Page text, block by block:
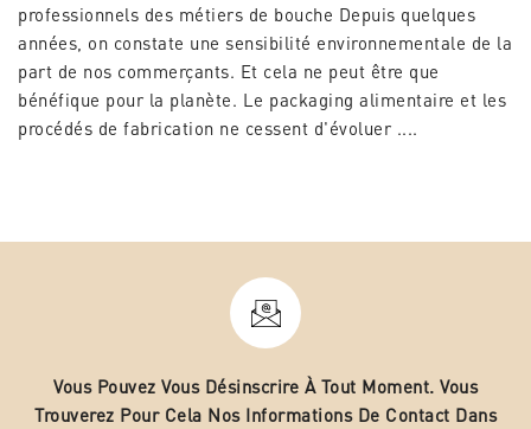
professionnels des métiers de bouche Depuis quelques
années, on constate une sensibilité environnementale de la
part de nos commerçants. Et cela ne peut être que
bénéfique pour la planète. Le packaging alimentaire et les
procédés de fabrication ne cessent d'évoluer ....
Vous Pouvez Vous Désinscrire À Tout Moment. Vous
Trouverez Pour Cela Nos Informations De Contact Dans